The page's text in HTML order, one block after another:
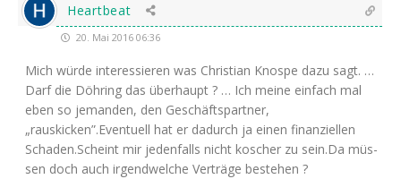
Heartbeat
20. Mai 2016 06:36
Mich wür­de inter­es­sie­ren was Chris­ti­an Knos­pe dazu sagt. …
Darf die Döh­ring das über­haupt ? … Ich mei­ne ein­fach mal
eben so jeman­den, den Geschäfts­part­ner,
„rauskicken”.Eventuell hat er dadurch ja einen finan­zi­el­len
Schaden.Scheint mir jeden­falls nicht koscher zu sein.Da müs­
sen doch auch irgend­wel­che Ver­trä­ge bestehen ?